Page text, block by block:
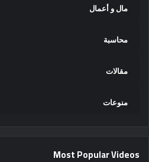
مال و أعمال
محاسبة
مقالات
منوعات
Most Popular Videos